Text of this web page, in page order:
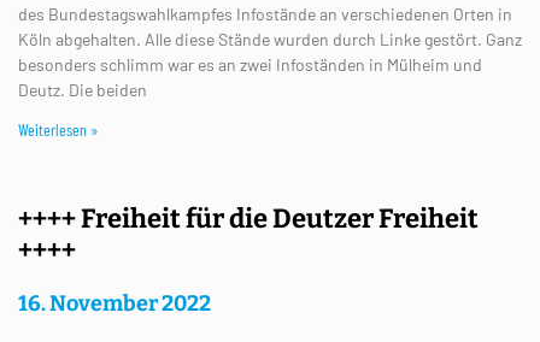
des Bundestagswahlkampfes Infostände an verschiedenen Orten in
Köln abgehalten. Alle diese Stände wurden durch Linke gestört. Ganz
besonders schlimm war es an zwei Infoständen in Mülheim und
Deutz. Die beiden
Weiterlesen »
++++ Freiheit für die Deutzer Freiheit
++++
16. November 2022